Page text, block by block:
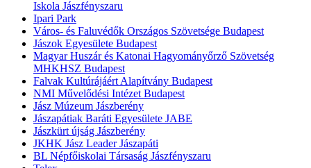
Iskola Jászfényszaru
Ipari Park
Város- és Faluvédők Országos Szövetsége Budapest
Jászok Egyesülete Budapest
Magyar Huszár és Katonai Hagyományőrző Szövetség
MHKHSZ Budapest
Falvak Kultúrájáért Alapítvány Budapest
NMI Művelődési Intézet Budapest
Jász Múzeum Jászberény
Jászapátiak Baráti Egyesülete JABE
Jászkürt újság Jászberény
JKHK Jász Leader Jászapáti
BL Népfőiskolai Társaság Jászfényszaru